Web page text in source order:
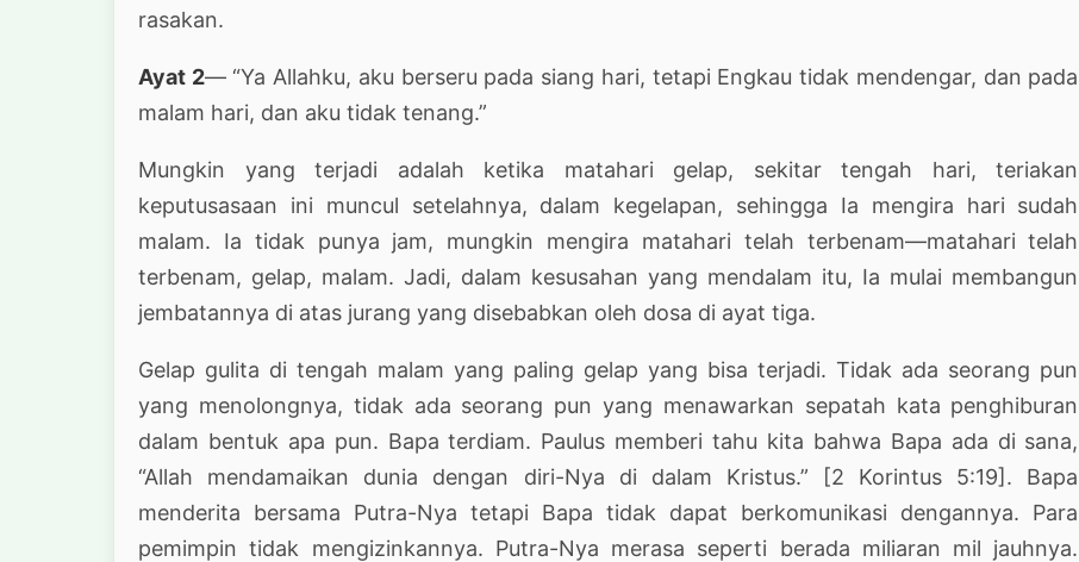
rasakan.
Ayat 2— “Ya Allahku, aku berseru pada siang hari, tetapi Engkau tidak mendengar, dan pada
malam hari, dan aku tidak tenang.”
Mungkin yang terjadi adalah ketika matahari gelap, sekitar tengah hari, teriakan
keputusasaan ini muncul setelahnya, dalam kegelapan, sehingga Ia mengira hari sudah
malam. Ia tidak punya jam, mungkin mengira matahari telah terbenam—matahari telah
terbenam, gelap, malam. Jadi, dalam kesusahan yang mendalam itu, Ia mulai membangun
jembatannya di atas jurang yang disebabkan oleh dosa di ayat tiga.
Gelap gulita di tengah malam yang paling gelap yang bisa terjadi. Tidak ada seorang pun
yang menolongnya, tidak ada seorang pun yang menawarkan sepatah kata penghiburan
dalam bentuk apa pun. Bapa terdiam. Paulus memberi tahu kita bahwa Bapa ada di sana,
“Allah mendamaikan dunia dengan diri-Nya di dalam Kristus.” [2 Korintus 5:19]. Bapa
menderita bersama Putra-Nya tetapi Bapa tidak dapat berkomunikasi dengannya. Para
pemimpin tidak mengizinkannya. Putra-Nya merasa seperti berada miliaran mil jauhnya.